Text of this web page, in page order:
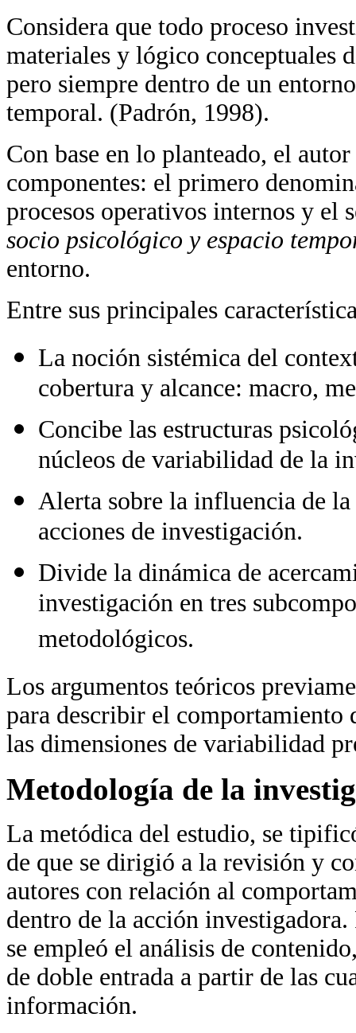
Considera que todo proceso
materiales y lógico conceptuales
pero siempre dentro de un
temporal. (Padrón, 1998).
Con base en lo planteado, el
componentes: el primero
procesos operativos internos y el
socio psicológico y espacio
entorno.
Entre sus principales
La noción sistémica del
cobertura y alcance: macro,
Concibe las estructuras
núcleos de variabilidad de la
Alerta sobre la influencia de
acciones de investigación.
Divide la dinámica de
investigación en tres
metodológicos.
Los argumentos teóricos
para describir el comportamiento
las dimensiones de variabilidad
Metodología de la
La metódica del estudio, se
de que se dirigió a la revisión y
autores con relación al
dentro de la acción
se empleó el análisis de
de doble entrada a partir de las
información.